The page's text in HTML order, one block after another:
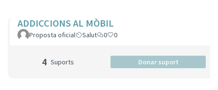
ADDICCIONS AL MÒBIL
Proposta oficial Salut 0 0
4 Suports Donar suport